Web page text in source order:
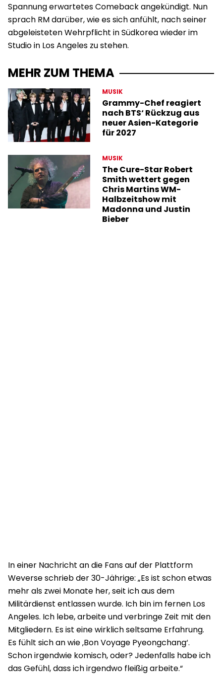
Spannung erwartetes Comeback angekündigt. Nun
sprach RM darüber, wie es sich anfühlt, nach seiner
abgeleisteten Wehrpflicht in Südkorea wieder im
Studio in Los Angeles zu stehen.
MEHR ZUM THEMA
MUSIK
Grammy-Chef reagiert
nach BTS‘ Rückzug aus
neuer Asien-Kategorie
für 2027
MUSIK
The Cure-Star Robert
Smith wettert gegen
Chris Martins WM-
Halbzeitshow mit
Madonna und Justin
Bieber
In einer Nachricht an die Fans auf der Plattform
Weverse schrieb der 30-Jährige: „Es ist schon etwas
mehr als zwei Monate her, seit ich aus dem
Militärdienst entlassen wurde. Ich bin im fernen Los
Angeles. Ich lebe, arbeite und verbringe Zeit mit den
Mitgliedern. Es ist eine wirklich seltsame Erfahrung.
Es fühlt sich an wie ‚Bon Voyage Pyeongchang‘.
Schon irgendwie komisch, oder? Jedenfalls habe ich
das Gefühl, dass ich irgendwo fleißig arbeite.“